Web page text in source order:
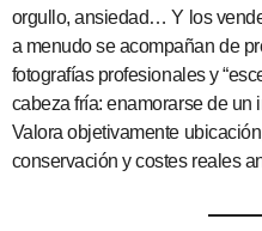
orgullo, ansiedad… Y los
a menudo se acompañan de
fotografías profesionales y
cabeza fría: enamorarse de un
Valora objetivamente
conservación y costes reales